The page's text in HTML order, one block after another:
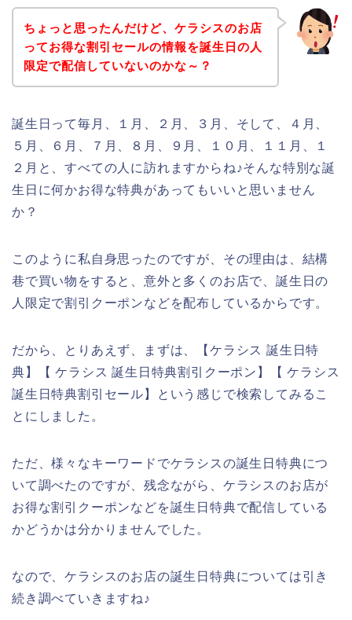
ちょっと思ったんだけど、ケラシスのお店
ってお得な割引セールの情報を誕生日の人
限定で配信していないのかな～？
誕生日って毎月、１月、２月、３月、そして、４月、
５月、６月、７月、８月、９月、１０月、１１月、１
２月と、すべての人に訪れますからね♪そんな特別な誕
生日に何かお得な特典があってもいいと思いません
か？
このように私自身思ったのですが、その理由は、結構
巷で買い物をすると、意外と多くのお店で、誕生日の
人限定で割引クーポンなどを配布しているからです。
だから、とりあえず、まずは、【ケラシス 誕生日特
典】【 ケラシス 誕生日特典割引クーポン】【 ケラシス
誕生日特典割引セール】という感じで検索してみるこ
とにしました。
ただ、様々なキーワードでケラシスの誕生日特典につ
いて調べたのですが、残念ながら、ケラシスのお店が
お得な割引クーポンなどを誕生日特典で配信している
かどうかは分かりませんでした。
なので、ケラシスのお店の誕生日特典については引き
続き調べていきますね♪